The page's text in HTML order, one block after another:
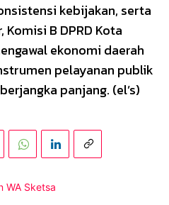
kebijakan, serta
B DPRD Kota
ekonomi daerah
pelayanan publik
panjang. (el’s)